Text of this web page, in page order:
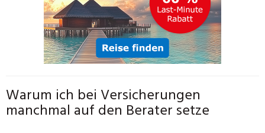
Warum ich bei Versicherungen
manchmal auf den Berater setze